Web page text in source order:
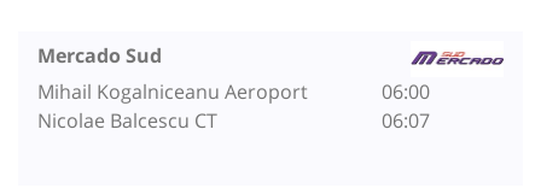
Mercado Sud
Mihail Kogalniceanu Aeroport
Nicolae Balcescu CT
06:00
06:07